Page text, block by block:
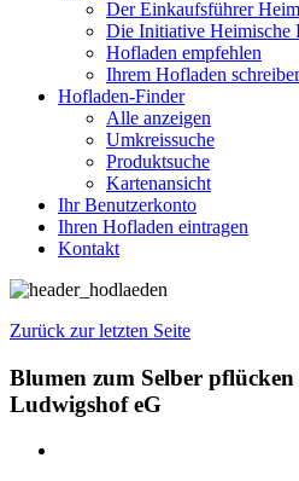
Der Einkaufsführer
Die Initiative Heimische
Hofladen empfehlen
Ihrem Hofladen
Hofladen-Finder
Alle anzeigen
Umkreissuche
Produktsuche
Kartenansicht
Ihr Benutzerkonto
Ihren Hofladen eintragen
Kontakt
Zurück zur letzten Seite
Blumen zum Selber
Ludwigshof eG